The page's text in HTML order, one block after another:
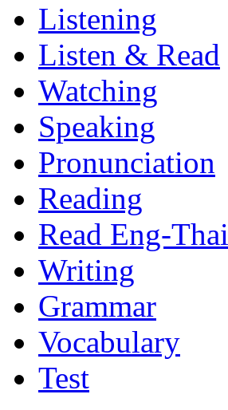
Listening
Listen & Read
Watching
Speaking
Pronunciation
Reading
Read Eng-Thai
Writing
Grammar
Vocabulary
Test